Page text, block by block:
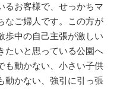
るお客様で、せっかちマ
なご婦人です。この方が
歩中の自己主張が激しい
たいと思っている公園へ
も動かない、小さい子供
動かない、強引に引っ張